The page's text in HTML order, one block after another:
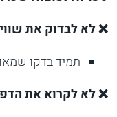
❌ לא לבדוק את
תמיד בדקו
❌ לא לקרוא את